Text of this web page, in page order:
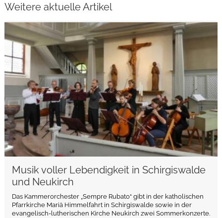
Weitere aktuelle Artikel
Musik voller Lebendigkeit in Schirgiswalde
und Neukirch
Das Kammerorchester „Sempre Rubato“ gibt in der katholischen
Pfarrkirche Mariä Himmelfahrt in Schirgiswalde sowie in der
evangelisch-lutherischen Kirche Neukirch zwei Sommerkonzerte.
weiterlesen